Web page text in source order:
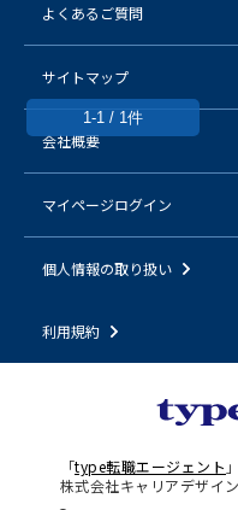
1-1 / 1件
よくあるご質問
サイトマップ
会社概要
マイページログイン
個人情報の取り扱い
利用規約
「type転職エージェント
株式会社キャリアデザイ